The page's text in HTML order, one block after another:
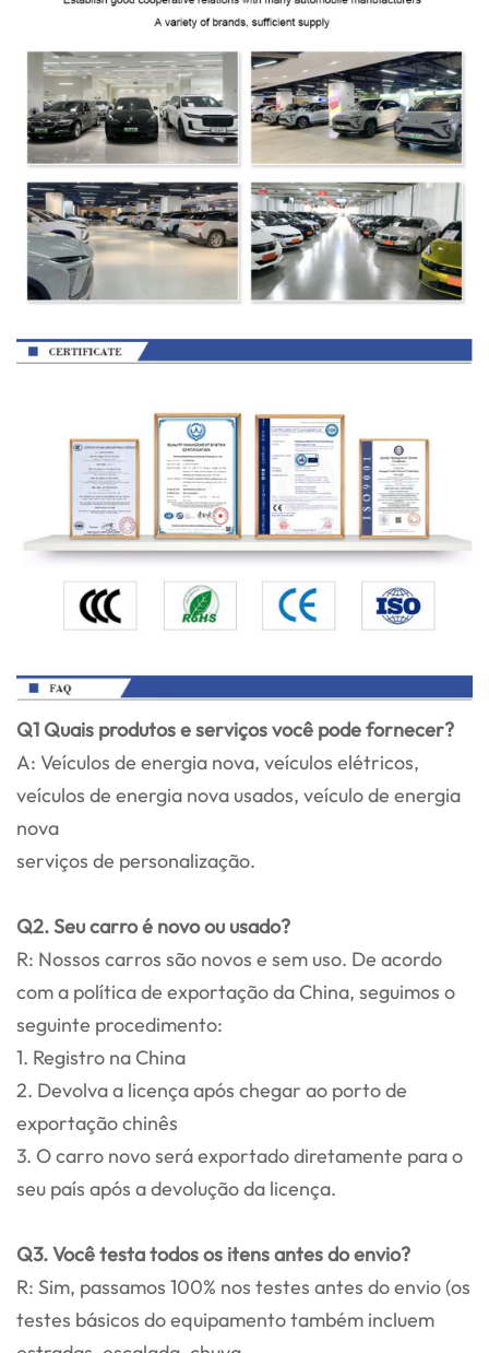
Q1 Quais produtos e serviços você pode fornecer?
A: Veículos de energia nova, veículos elétricos,
veículos de energia nova usados, veículo de energia
nova
serviços de personalização.
Q2. Seu carro é novo ou usado?
R: Nossos carros são novos e sem uso. De acordo
com a política de exportação da China, seguimos o
seguinte procedimento:
1. Registro na China
2. Devolva a licença após chegar ao porto de
exportação chinês
3. O carro novo será exportado diretamente para o
seu país após a devolução da licença.
Q3. Você testa todos os itens antes do envio?
R: Sim, passamos 100% nos testes antes do envio (os
testes básicos do equipamento também incluem